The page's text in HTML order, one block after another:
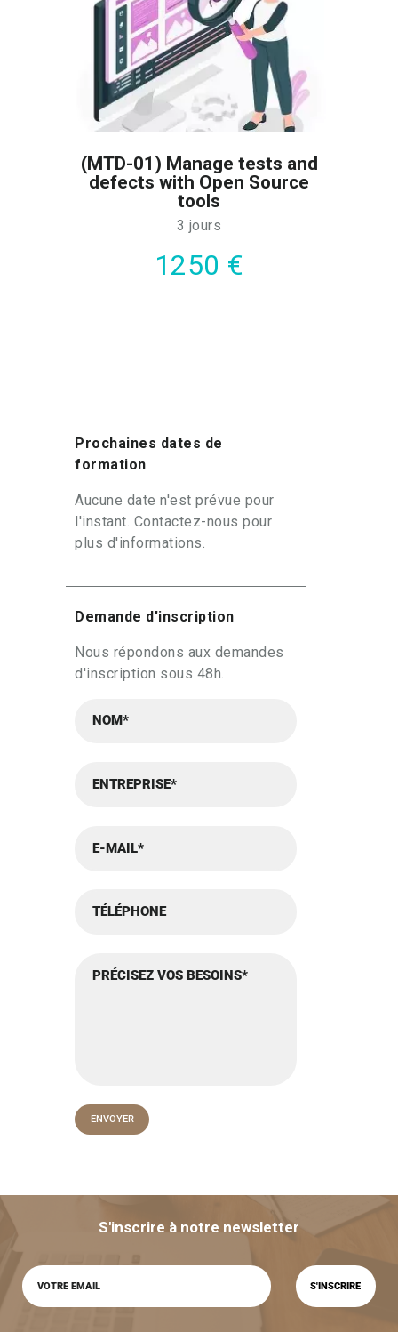
(MTD-01) Manage tests and
defects with Open Source
tools
3 jours
1250 €
Prochaines dates de
formation
Aucune date n'est prévue pour
l'instant. Contactez-nous pour
plus d'informations.
Demande d'inscription
Nous répondons aux demandes
d'inscription sous 48h.
S'inscrire à notre newsletter